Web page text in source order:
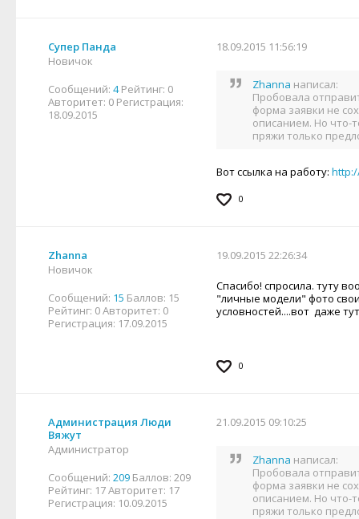
Супер Панда
Новичок
Сообщений: 4 Рейтинг: 0
Авторитет: 0 Регистрация:
18.09.2015
18.09.2015 11:56:19
Zhanna написал:
Пробовала
форма заявки не
описанием. Но что-
пряжи только
Вот ссылка на работу:
0
Zhanna
Новичок
Сообщений: 15 Баллов: 15
Рейтинг: 0Авторитет: 0
Регистрация: 17.09.2015
19.09.2015 22:26:34
Спасибо! спросила. туту
"личные модели" фото
условностей....вот даже
0
Администрация Люди
Вяжут
Администратор
Сообщений: 209 Баллов: 209
Рейтинг: 17Авторитет: 17
Регистрация: 10.09.2015
21.09.2015 09:10:25
Zhanna написал:
Пробовала
форма заявки не
описанием. Но что-
пряжи только